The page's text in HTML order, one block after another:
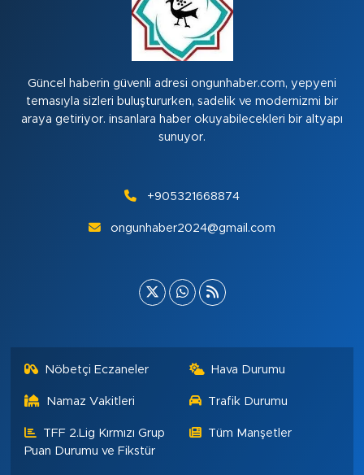
Güncel haberin güvenli adresi ongunhaber.com, yepyeni
temasıyla sizleri buluştururken, sadelik ve modernizmi bir
araya getiriyor. insanlara haber okuyabilecekleri bir altyapı
sunuyor.
+905321668874
ongunhaber2024@gmail.com
Nöbetçi Eczaneler Hava Durumu
Namaz Vakitleri Trafik Durumu
TFF 2.Lig Kırmızı Grup
Puan Durumu ve Fikstür
Tüm Manşetler